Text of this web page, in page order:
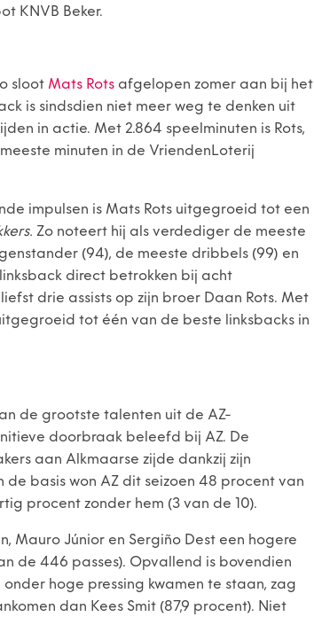
KNVB Beker.
sloot Mats Rots afgelopen zomer aan bij het
is sindsdien niet meer weg te denken uit
in actie. Met 2.864 speelminuten is Rots,
minuten in de VriendenLoterij
impulsen is Mats Rots uitgegroeid tot een
Zo noteert hij als verdediger de meeste
(94), de meeste dribbels (99) en
direct betrokken bij acht
drie assists op zijn broer Daan Rots. Met
tot één van de beste linksbacks in
de grootste talenten uit de AZ-
doorbraak beleefd bij AZ. De
aan Alkmaarse zijde dankzij zijn
basis won AZ dit seizoen 48 procent van
procent zonder hem (3 van de 10).
Mauro Júnior en Sergiño Dest een hogere
de 446 passes). Opvallend is bovendien
hoge pressing kwamen te staan, zag
dan Kees Smit (87,9 procent). Niet